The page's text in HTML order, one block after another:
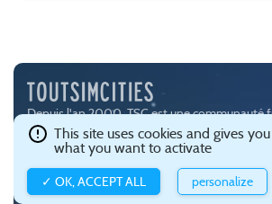
Depuis l'an 2000, TSC est une communauté
passionnée par les jeux de simulation
SimCity (EA) et Cities:Skylines (Paradox
Ce site est hébergé avec brio parGandi.
des cookies.
This site uses cookies and gives
what you want to activate
✓ OK, ACCEPT ALL personalize